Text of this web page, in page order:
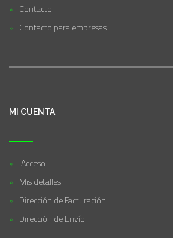
Contacto
Contacto para empresas
MI CUENTA
Acceso
Mis detalles
Dirección de Facturación
Dirección de Envío